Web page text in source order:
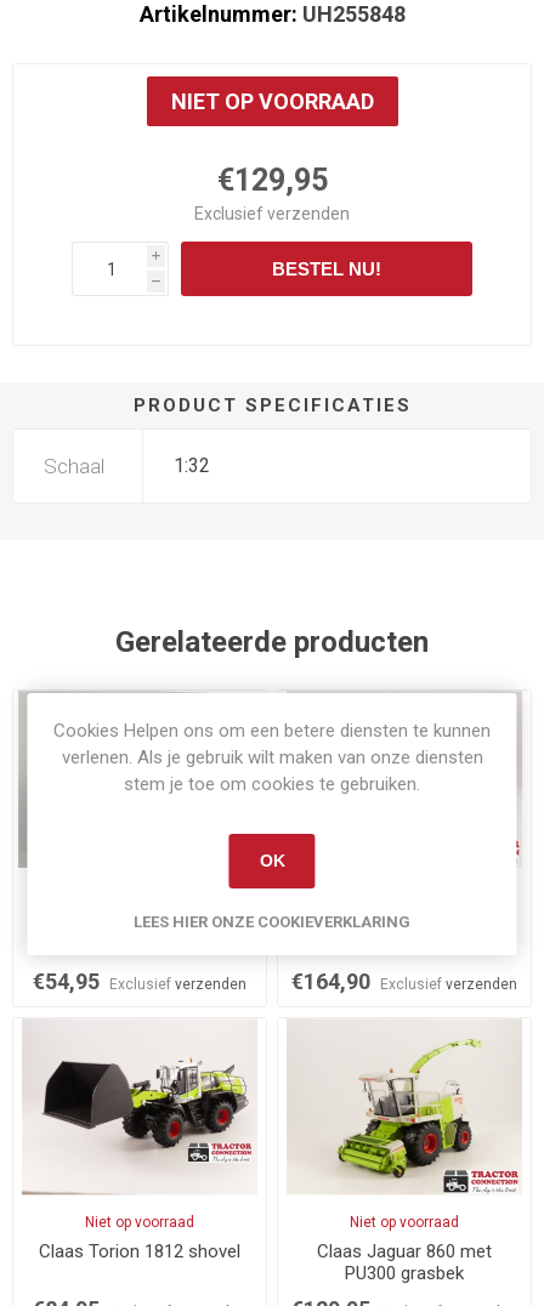
Artikelnummer: UH255848
NIET OP VOORRAAD
€129,95
Exclusiefverzenden
i
h
BESTEL NU!
PRODUCT SPECIFICATIES
Schaal 1:32
Gerelateerde producten
Claas Jaguar 960
€54,95 Exclusief verzenden
Claas Jaguar 980 met Orbis
€164,90 Exclusiefverzenden
Niet op voorraad
Claas Torion 1812 shovel
Niet op voorraad
Claas Jaguar 860 met
PU300 grasbek
Cookies Helpen ons om een betere diensten te kunnen
verlenen. Als je gebruik wilt maken van onze diensten
stem je toe om cookies te gebruiken.
OK
LEES HIER ONZE COOKIEVERKLARING